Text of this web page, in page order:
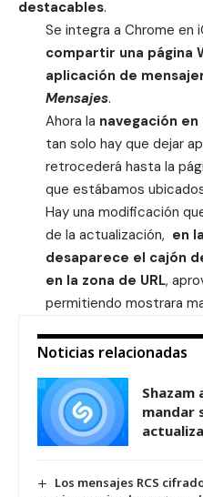
destacables.
Se integra a Chrome en
compartir una página
aplicación de
Mensajes.
Ahora la navegación
tan solo hay que dejar
retrocederá hasta la
que estábamos
Hay una modificación
de la actualización, en
desaparece el cajón
en la zona de URL,
permitiendo mostrara
Noticias relacionadas
mandar
Los mensajes RCS